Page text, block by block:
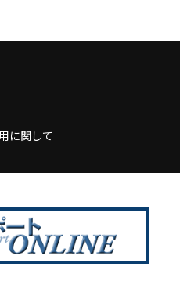
に関して